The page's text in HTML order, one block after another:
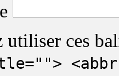
utiliser ces